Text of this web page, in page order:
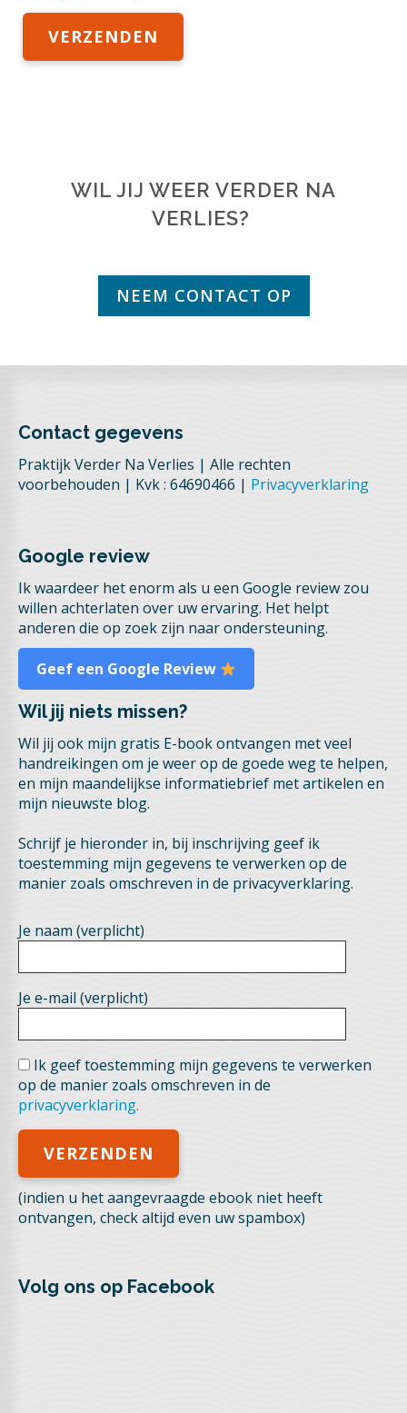
WIL JIJ WEER VERDER NA
VERLIES?
NEEM CONTACT OP
Contact gegevens
Praktijk Verder Na Verlies | Alle rechten
voorbehouden | Kvk : 64690466 | Privacyverklaring
Google review
Ik waardeer het enorm als u een Google review zou
willen achterlaten over uw ervaring. Het helpt
anderen die op zoek zijn naar ondersteuning.
Geef een Google Review
Wil jij niets missen?
Wil jij ook mijn gratis E-book ontvangen met veel
handreikingen om je weer op de goede weg te helpen,
en mijn maandelijkse informatiebrief met artikelen en
mijn nieuwste blog.
Schrijf je hieronder in, bij inschrijving geef ik
toestemming mijn gegevens te verwerken op de
manier zoals omschreven in de privacyverklaring.
Je naam (verplicht)
Je e-mail (verplicht)
Ik geef toestemming mijn gegevens te verwerken
op de manier zoals omschreven in de
privacyverklaring.
(indien u het aangevraagde ebook niet heeft
ontvangen, check altijd even uw spambox)
Volg ons op Facebook